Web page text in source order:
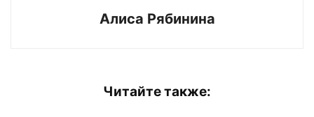
Алиса Рябинина
Читайте также: